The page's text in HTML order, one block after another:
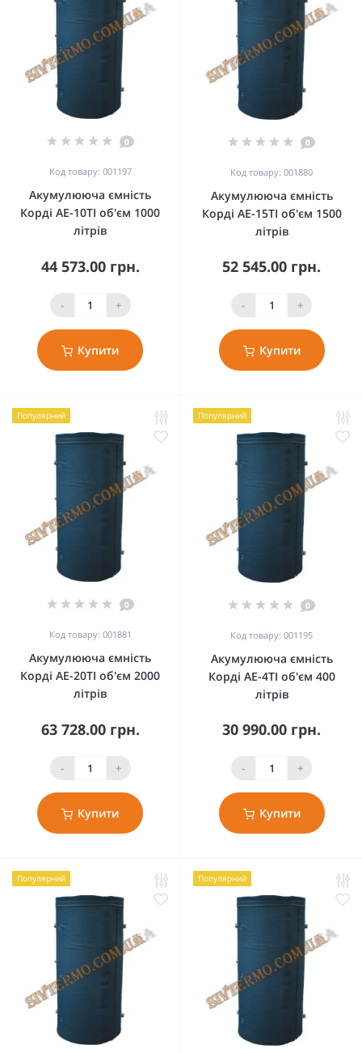
0
Код товару: 001197
Акумулююча ємність
Корді АЕ-10ТІ об'єм 1000
літрів
44 573.00 грн.
- +
Купити
0
Код товару: 001880
Акумулююча ємність
Корді АЕ-15ТІ об'єм 1500
літрів
52 545.00 грн.
- +
Купити
Популярний
0
Код товару: 001881
Акумулююча ємність
Корді АЕ-20ТІ об'єм 2000
літрів
63 728.00 грн.
- +
Купити
Популярний
0
Код товару: 001195
Акумулююча ємність
Корді АЕ-4ТІ об'єм 400
літрів
30 990.00 грн.
- +
Купити
Популярний Популярний